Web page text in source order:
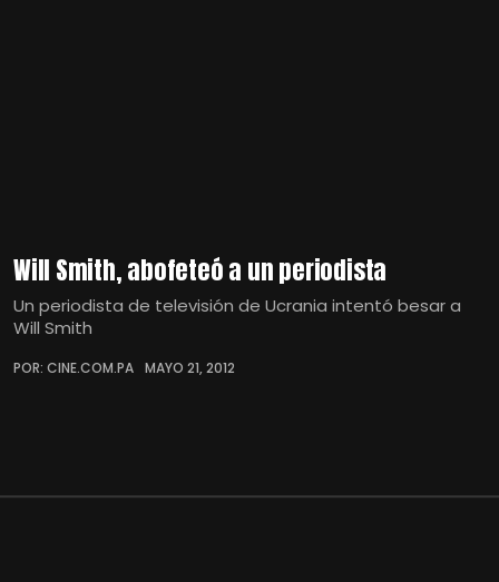
Will Smith, abofeteó a un periodista
Un periodista de televisión de Ucrania intentó besar a
Will Smith
POR: CINE.COM.PA MAYO 21, 2012